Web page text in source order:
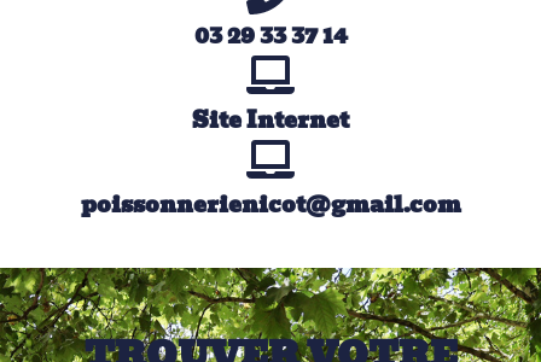
03 29 33 37 14
Site Internet
poissonnerienicot@gmail.com